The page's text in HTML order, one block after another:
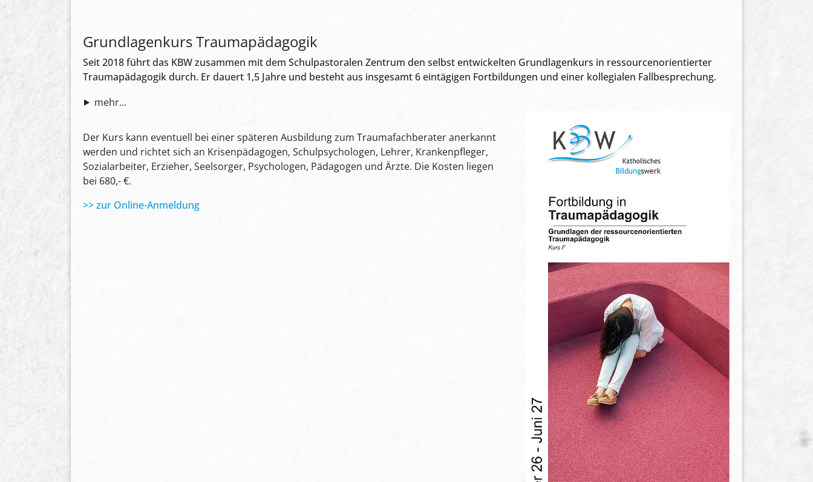
Grundlagenkurs Traumapädagogik
Seit 2018 führt das KBW zusammen mit dem Schulpastoralen Zentrum den selbst entwickelten Grundlagenkurs in ressourcenorientierter
Traumapädagogik durch. Er dauert 1,5 Jahre und besteht aus insgesamt 6 eintägigen Fortbildungen und einer kollegialen Fallbesprechung.
mehr...
Der Kurs kann eventuell bei einer späteren Ausbildung zum Traumafachberater anerkannt
werden und richtet sich an Krisenpädagogen, Schulpsychologen, Lehrer, Krankenpfleger,
Sozialarbeiter, Erzieher, Seelsorger, Psychologen, Pädagogen und Ärzte. Die Kosten liegen
bei 680,- €.
>> zur Online-Anmeldung